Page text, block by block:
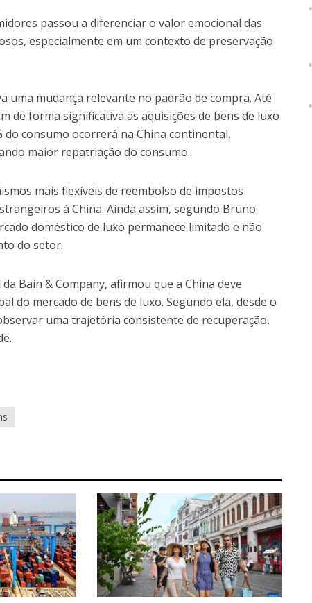
passou a diferenciar o valor emocional das
especialmente em um contexto de preservação
uma mudança relevante no padrão de compra. Até
de forma significativa as aquisições de bens de luxo
consumo ocorrerá na China continental,
maior repatriação do consumo.
mais flexíveis de reembolso de impostos
à China. Ainda assim, segundo Bruno
doméstico de luxo permanece limitado e não
do setor.
Bain & Company, afirmou que a China deve
do mercado de bens de luxo. Segundo ela, desde o
uma trajetória consistente de recuperação,